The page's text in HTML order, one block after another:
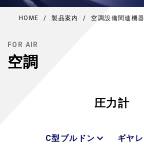
HOME / 製品案内 / 空調設備関連機器
FOR AIR
空調
圧力計
C型ブルドン ギヤ